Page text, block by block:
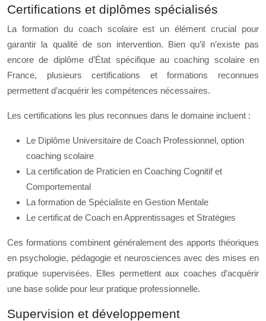
Certifications et diplômes spécialisés
La formation du coach scolaire est un élément crucial pour
garantir la qualité de son intervention. Bien qu’il n’existe pas
encore de diplôme d’État spécifique au coaching scolaire en
France, plusieurs certifications et formations reconnues
permettent d’acquérir les compétences nécessaires.
Les certifications les plus reconnues dans le domaine incluent :
Le Diplôme Universitaire de Coach Professionnel, option
coaching scolaire
La certification de Praticien en Coaching Cognitif et
Comportemental
La formation de Spécialiste en Gestion Mentale
Le certificat de Coach en Apprentissages et Stratégies
Ces formations combinent généralement des apports théoriques
en psychologie, pédagogie et neurosciences avec des mises en
pratique supervisées. Elles permettent aux coaches d’acquérir
une base solide pour leur pratique professionnelle.
Supervision et développement